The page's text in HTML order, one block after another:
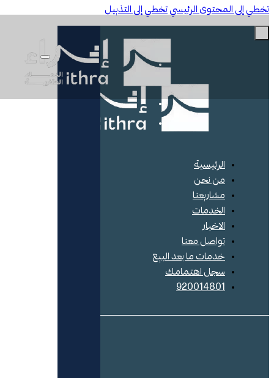
إلى المحتوى الرئيسيتخطي إلى التذييل
الرئيسية
من نحن
مشاريعنا
الخدمات
الاخبار
تواصل معنا
خدمات ما بعد البيع
سجل اهتمامك
920014801